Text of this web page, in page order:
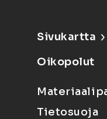
Sivukartta
Oikopolut
Tietosuoja